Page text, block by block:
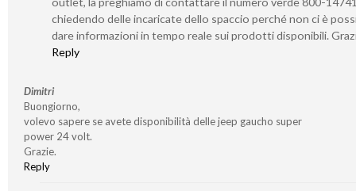
chiedendo delle incaricate dello spaccio perché non ci è
dare informazioni in tempo reale sui prodotti disponibili.
Reply
Dimitri
Buongiorno,
volevo sapere se avete disponibilità delle jeep gaucho super
power 24 volt.
Grazie.
Reply